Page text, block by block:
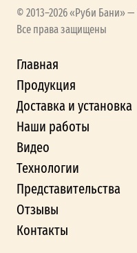
© 2013–2026 «Руби Бани» —
Все права защищены
Главная
Продукция
Доставка и установка
Наши работы
Видео
Технологии
Представительства
Отзывы
Контакты